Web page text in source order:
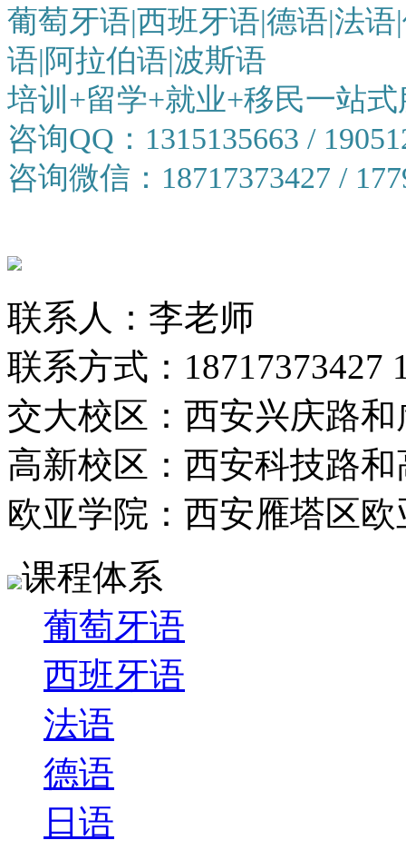
葡萄牙语|西班牙语|德语|法
语|阿拉伯语|波斯语
培训+留学+就业+移民一站式
咨询QQ：1315135663 /
咨询微信：18717373427 /
联系人：李老师
联系方式：18717373427
交大校区：西安兴庆路
高新校区：西安科技路
欧亚学院：西安雁塔区
课程体系
葡萄牙语
西班牙语
法语
德语
日语